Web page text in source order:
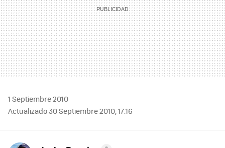
1 Septiembre 2010
Actualizado 30 Septiembre 2010, 17:16